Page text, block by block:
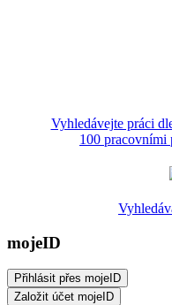
Vyhledávejte práci
100 pracovními
mojeID